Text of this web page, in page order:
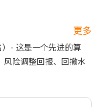
更多
- 这是一个先进的算
风险调整回报、回撤水